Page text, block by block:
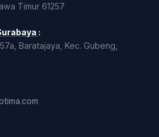
Timur 61257
:
Baratajaya, Kec. Gubeng,